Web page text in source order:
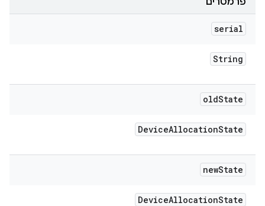
serial
String
oldState
DeviceAllocationState
newState
DeviceAllocationState